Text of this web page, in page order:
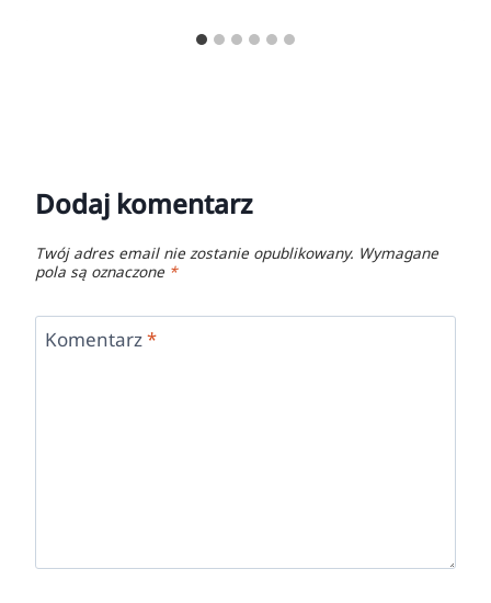
Dodaj komentarz
Twój adres email nie zostanie opublikowany. Wymagane
pola są oznaczone *
Komentarz*